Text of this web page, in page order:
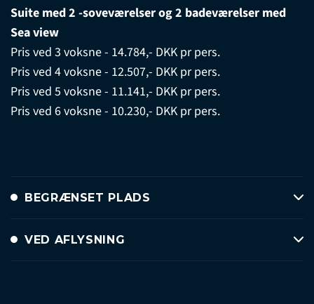
Suite med 2 -soveværelser og 2 badeværelser med
Sea view
Pris ved 3 voksne - 14.784,- DKK pr pers.
Pris ved 4 voksne - 12.507,- DKK pr pers.
Pris ved 5 voksne - 11.141,- DKK pr pers.
Pris ved 6 voksne - 10.230,- DKK pr pers.
BEGRÆNSET PLADS
VED AFLYSNING